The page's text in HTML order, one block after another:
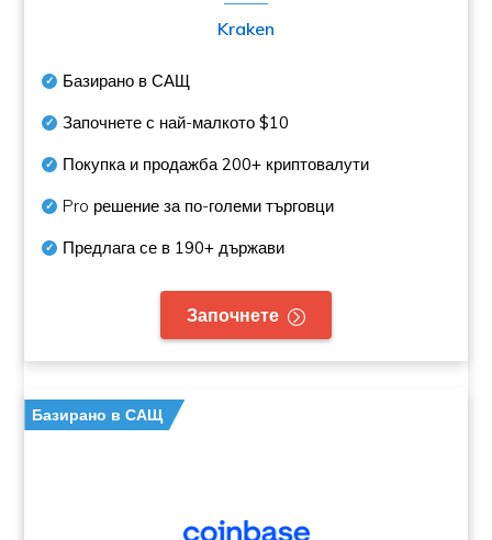
Kraken
Базирано в САЩ
Започнете с най-малкото$10
Покупка и продажба200+ криптовалути
Pro решение за по-големи търговци
Предлага се в 190+ държави
Започнете
Базирано в САЩ